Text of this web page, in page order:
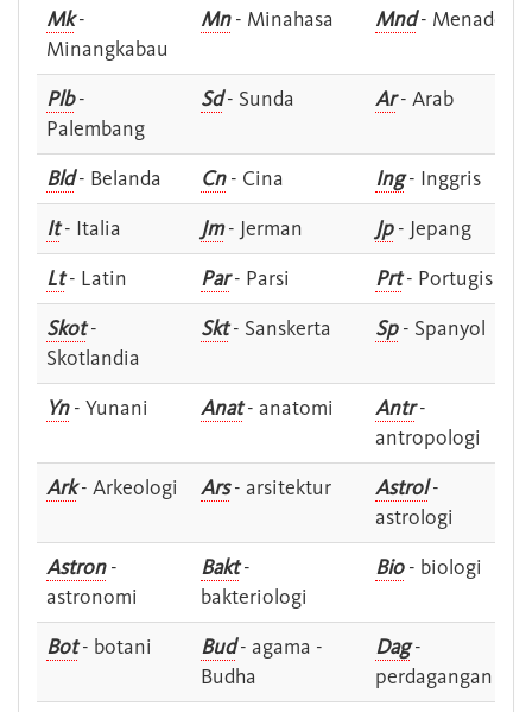
Mk-
Minangkabau
Mn- Minahasa Mnd- Menado
Plb-
Palembang
Sd- Sunda Ar- Arab
Bld- Belanda Cn- Cina Ing- Inggris
It- Italia Jm- Jerman Jp- Jepang
Lt- Latin Par- Parsi Prt- Portugis
Skot-
Skotlandia
Skt- Sanskerta Sp- Spanyol
Yn- Yunani Anat- anatomi Antr-
antropologi
Ark- Arkeologi Ars- arsitektur Astrol-
astrologi
Astron-
astronomi
Bakt-
bakteriologi
Bio- biologi
Bot- botani Bud- agama -
Budha
Dag-
perdagangan